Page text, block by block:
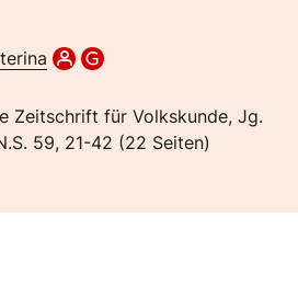
Zeitschrift für Volkskunde, Jg.
59, 21-42 (22 Seiten)